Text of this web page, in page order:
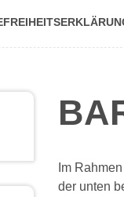
Im
der unten